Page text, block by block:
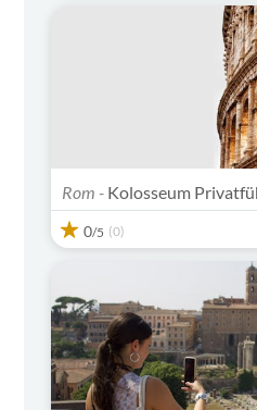
Rom - Kolosseum
0/5 (0)